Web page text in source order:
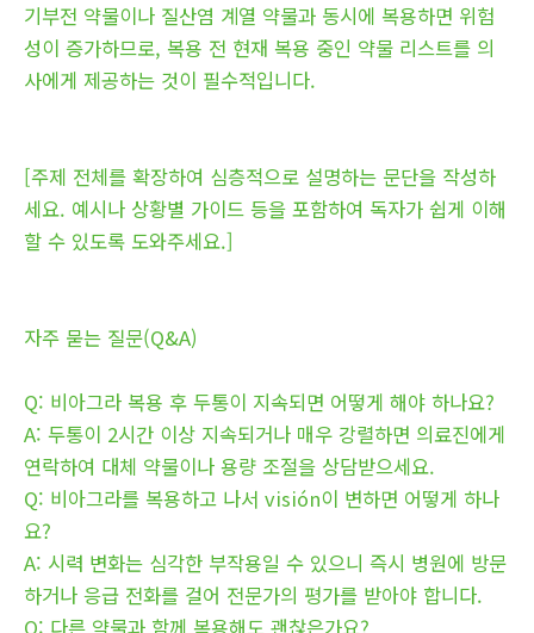
기부전 약물이나 질산염 계열 약물과 동시에 복용하면 위험
성이 증가하므로, 복용 전 현재 복용 중인 약물 리스트를 의
사에게 제공하는 것이 필수적입니다.
[주제 전체를 확장하여 심층적으로 설명하는 문단을 작성하
세요. 예시나 상황별 가이드 등을 포함하여 독자가 쉽게 이해
할 수 있도록 도와주세요.]
자주 묻는 질문(Q&A)
Q: 비아그라 복용 후 두통이 지속되면 어떻게 해야 하나요?
A: 두통이 2시간 이상 지속되거나 매우 강렬하면 의료진에게
연락하여 대체 약물이나 용량 조절을 상담받으세요.
Q: 비아그라를 복용하고 나서 visión이 변하면 어떻게 하나
요?
A: 시력 변화는 심각한 부작용일 수 있으니 즉시 병원에 방문
하거나 응급 전화를 걸어 전문가의 평가를 받아야 합니다.